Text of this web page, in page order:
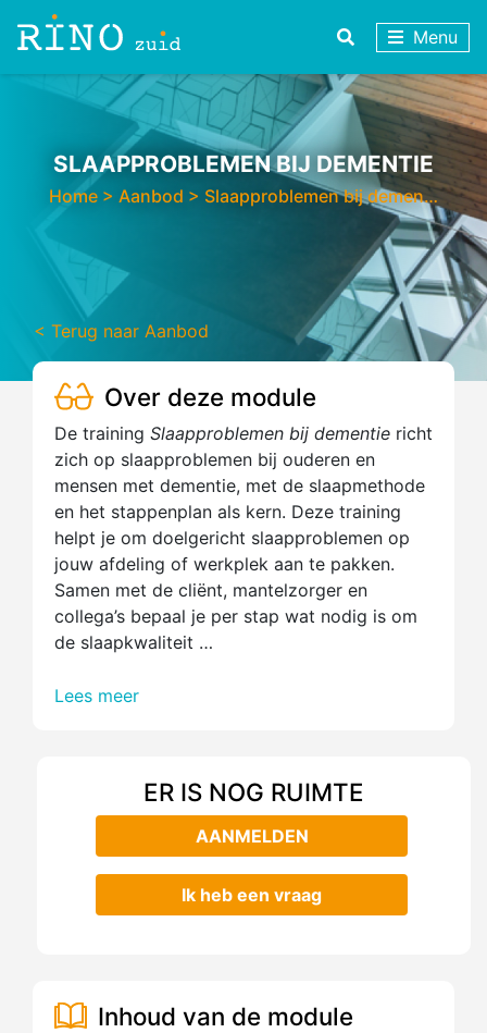
Menu
SLAAPPROBLEMEN BIJ DEMENTIE
Home > Aanbod > Slaapproblemen bij demen…
< Terug naar Aanbod
Over deze module
De training Slaapproblemen bij dementie richt
zich op slaapproblemen bij ouderen en
mensen met dementie, met de slaapmethode
en het stappenplan als kern. Deze training
helpt je om doelgericht slaapproblemen op
jouw afdeling of werkplek aan te pakken.
Samen met de cliënt, mantelzorger en
collega’s bepaal je per stap wat nodig is om
de slaapkwaliteit …
Lees meer
ER IS NOG RUIMTE
AANMELDEN
Ik heb een vraag
Inhoud van de module